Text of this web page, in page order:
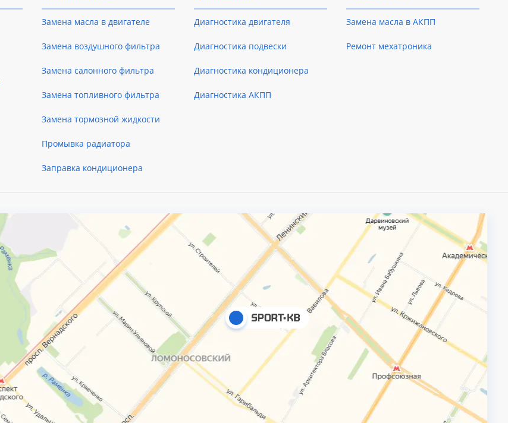
Замена масла в двигателе
Замена воздушного фильтра
Замена салонного фильтра
Замена топливного фильтра
Замена тормозной жидкости
Промывка радиатора
Заправка кондиционера
Диагностика двигателя
Диагностика подвески
Диагностика кондиционера
Диагностика АКПП
Замена масла в АКПП
Ремонт мехатроника